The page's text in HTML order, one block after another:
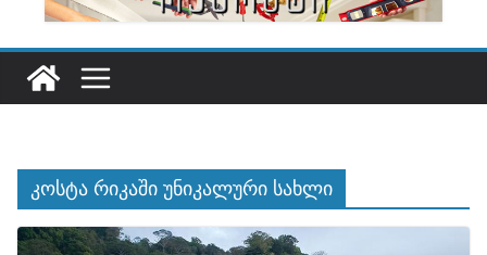
კოსტა რიკაში უნიკალური სახლი